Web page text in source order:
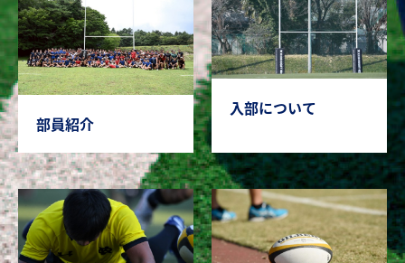
部員紹介
入部について